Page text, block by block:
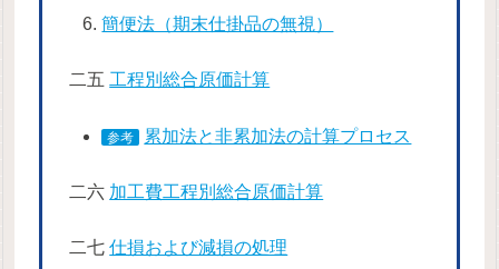
簡便法（期末仕掛品の無視）
二五 工程別総合原価計算
参考 累加法と非累加法の計算プロセス
二六 加工費工程別総合原価計算
二七仕損および減損の処理